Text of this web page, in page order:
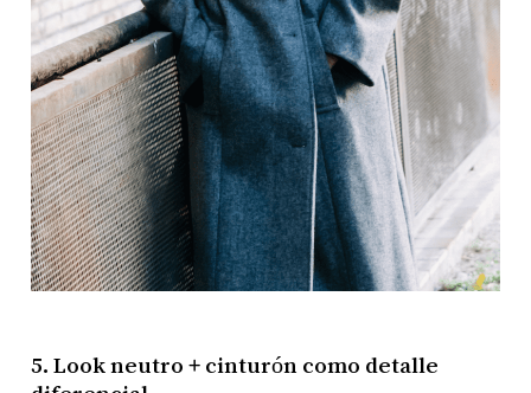
5. Look neutro + cinturón como detalle